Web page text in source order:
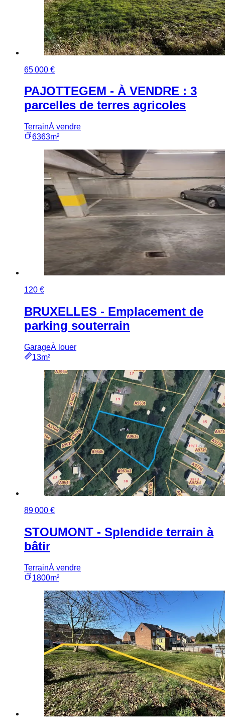
65 000 €
PAJOTTEGEM - À VENDRE : 3
parcelles de terres agricoles
TerrainÀ vendre
6363m²
120 €
BRUXELLES - Emplacement de
parking souterrain
GarageÀ louer
13m²
89 000 €
STOUMONT - Splendide terrain à
bâtir
TerrainÀ vendre
1800m²